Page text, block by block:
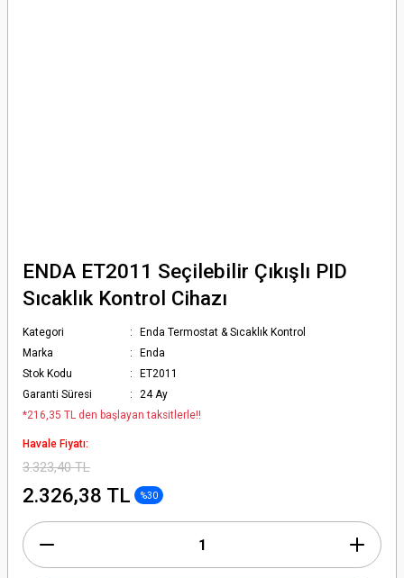
ENDA ET2011 Seçilebilir Çıkışlı PID
Sıcaklık Kontrol Cihazı
Kategori
Enda Termostat & Sıcaklık Kontrol
Marka
Enda
Stok Kodu
ET2011
Garanti Süresi
24 Ay
*216,35 TL den başlayan taksitlerle!!
Havale Fiyatı:
3.323,40 TL
2.326,38 TL %30